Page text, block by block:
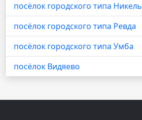
посёлок городского типа Никель
посёлок городского типа Ревда
посёлок городского типа Умба
посёлок Видяево